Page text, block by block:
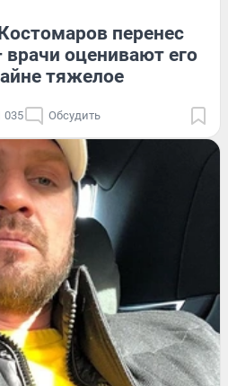
перенес
врачи оценивают его
тяжелое
035 Обсудить